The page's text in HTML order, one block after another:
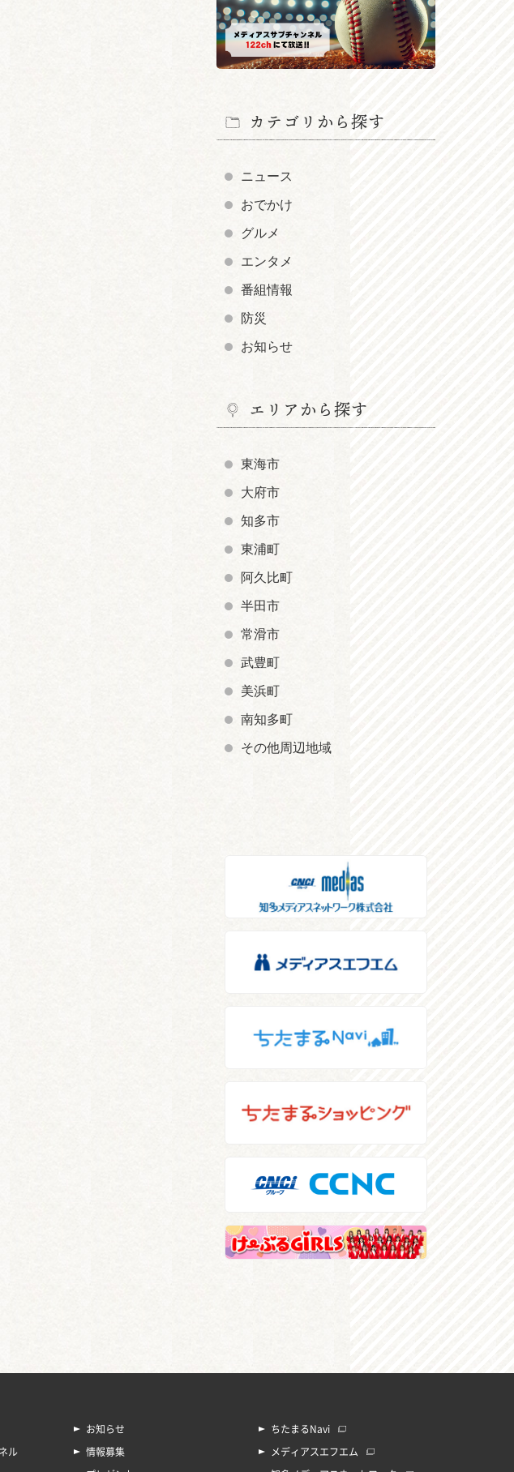
カテゴリから探す
ニュース
おでかけ
グルメ
エンタメ
番組情報
防災
お知らせ
エリアから探す
東海市
大府市
知多市
東浦町
阿久比町
半田市
常滑市
武豊町
美浜町
南知多町
その他周辺地域
ル
お知らせ
情報募集
ちたまるNavi
メディアスエフエム